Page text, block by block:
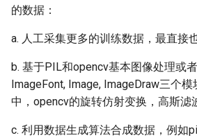
的数据：
a. 人工采集更多的训练数据，最直接
b. 基于PIL和opencv基本图像处理或
ImageFont, Image, ImageDraw三个
中，opencv的旋转仿射变换，高斯滤
c. 利用数据生成算法合成数据，例如